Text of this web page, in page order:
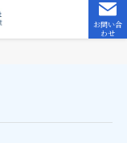
お問い合
わせ